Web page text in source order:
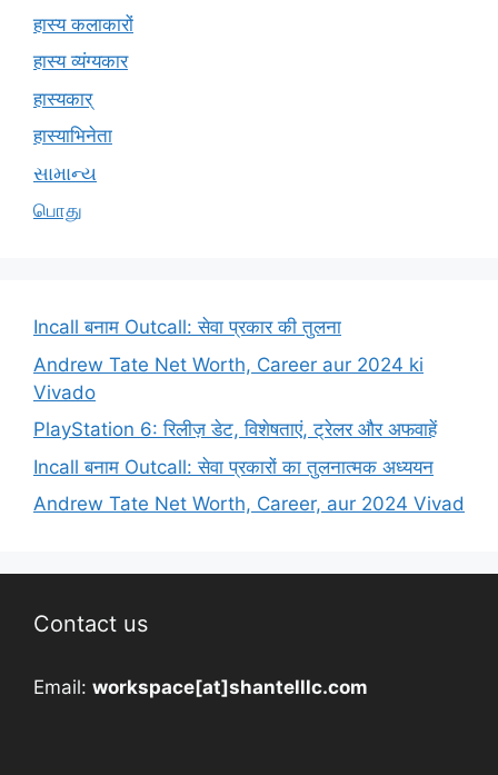
हास्य कलाकारों
हास्य व्यंग्यकार
हास्यकार्
हास्याभिनेता
સામાન્ય
பொது
Incall बनाम Outcall: सेवा प्रकार की तुलना
Andrew Tate Net Worth, Career aur 2024 ki
Vivado
PlayStation 6: रिलीज़ डेट, विशेषताएं, ट्रेलर और अफवाहें
Incall बनाम Outcall: सेवा प्रकारों का तुलनात्मक अध्ययन
Andrew Tate Net Worth, Career, aur 2024 Vivad
Contact us
Email: workspace[at]shantelllc.com